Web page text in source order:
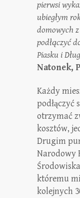
pierwsi
ubiegłym
domowych
podłączyć
Piasku i
Natonek,
Każdy
podłączyć
otrzymać
kosztów,
Drugim
Narodowy
któremu
kolejnych